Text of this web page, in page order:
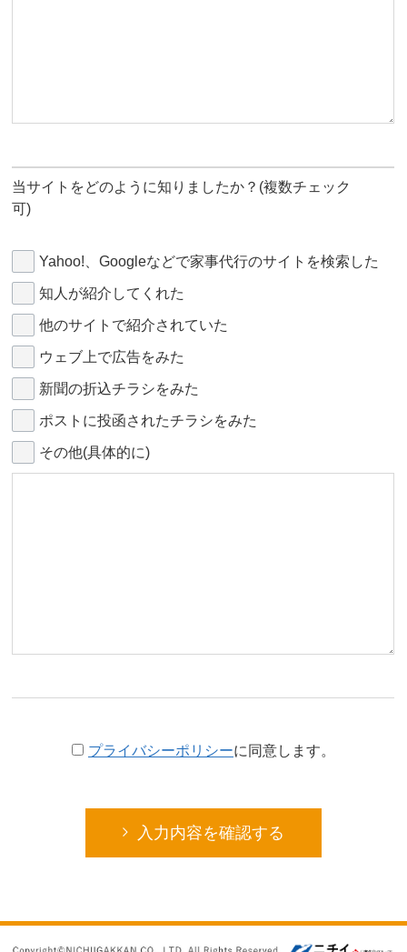
当サイトをどのように知りましたか？ (複数チェック
可)
Yahoo!、Googleなどで家事代行のサイトを検索した
知人が紹介してくれた
他のサイトで紹介されていた
ウェブ上で広告をみた
新聞の折込チラシをみた
ポストに投函されたチラシをみた
その他(具体的に)
プライバシーポリシーに同意します。
入力内容を確認する